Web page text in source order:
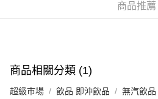
每筆HK$50.00，滿HK$200.00或以上免
UNY 門市自取
商品推薦
商品相關分類 (1)
超級市場 飲品 即沖飲品 無汽飲品